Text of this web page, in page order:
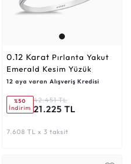
0.12 Karat
Emerald Kesim Yüzük
12 aya varan Alışveriş Kredisi
%50
İndirim
42.451 TL
21.225 TL
7.608 TL x 3 taksit